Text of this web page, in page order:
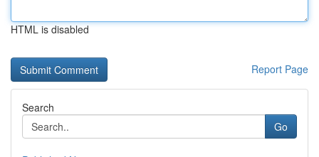
HTML is disabled
Report Page
Search
Go